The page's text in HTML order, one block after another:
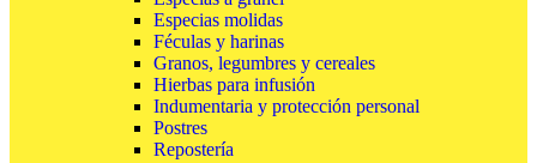
Especias molidas
Féculas y harinas
Granos, legumbres y cereales
Hierbas para infusión
Indumentaria y protección personal
Postres
Repostería